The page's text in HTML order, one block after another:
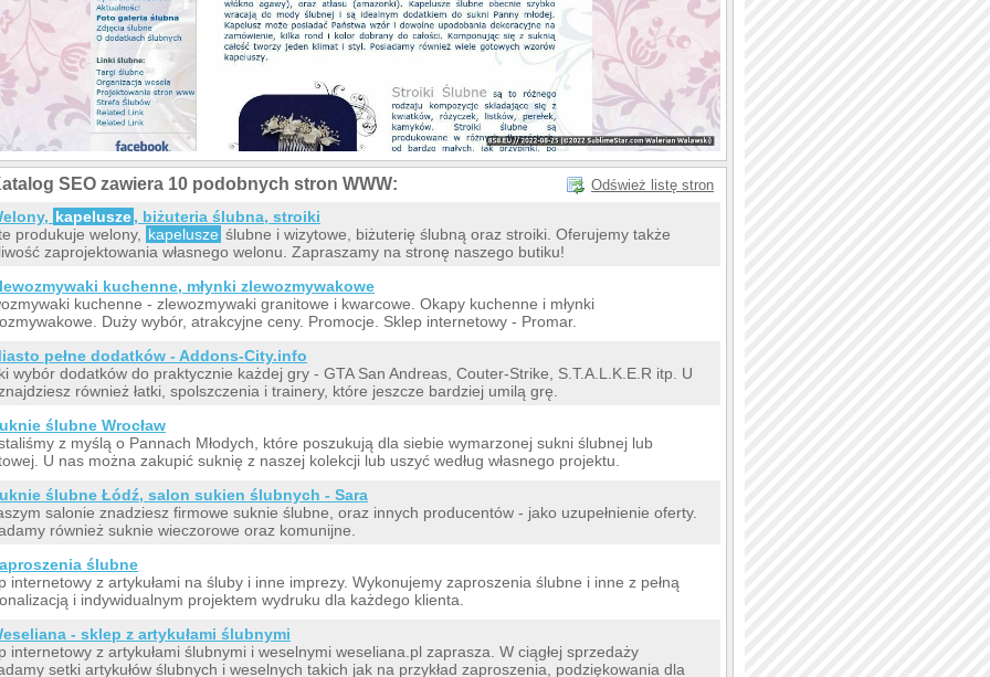
SEO zawiera 10 podobnych stron WWW: Odśwież listę stron
kapelusze, biżuteria ślubna, stroiki
produkuje welony,
kapelusze ślubne i wizytowe, biżuterię ślubną oraz stroiki. Oferujemy także
zaprojektowania własnego welonu. Zapraszamy na stronę naszego butiku!
kuchenne, młynki zlewozmywakowe
kuchenne - zlewozmywaki granitowe i kwarcowe. Okapy kuchenne i młynki
Duży wybór, atrakcyjne ceny. Promocje. Sklep internetowy - Promar.
pełne dodatków - Addons-City.info
wybór dodatków do praktycznie każdej gry - GTA San Andreas, Couter-Strike, S.T.A.L.K.E.R itp. U
również łatki, spolszczenia i trainery, które jeszcze bardziej umilą grę.
ślubne Wrocław
z myślą o Pannach Młodych, które poszukują dla siebie wymarzonej sukni ślubnej lub
U nas można zakupić suknię z naszej kolekcji lub uszyć według własnego projektu.
ślubne Łódź, salon sukien ślubnych - Sara
salonie znadziesz firmowe suknie ślubne, oraz innych producentów - jako uzupełnienie oferty.
również suknie wieczorowe oraz komunijne.
ślubne
internetowy z artykułami na śluby i inne imprezy. Wykonujemy zaproszenia ślubne i inne z pełną
i indywidualnym projektem wydruku dla każdego klienta.
- sklep z artykułami ślubnymi
internetowy z artykułami ślubnymi i weselnymi weseliana.pl zaprasza. W ciągłej sprzedaży
setki artykułów ślubnych i weselnych takich jak na przykład zaproszenia, podziękowania dla